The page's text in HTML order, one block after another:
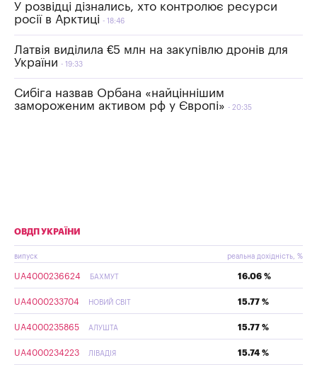
У розвідці дізнались, хто контролює ресурси
росії в Арктиці
18:46
​Латвія виділила €5 млн на закупівлю дронів для
України
19:33
Сибіга назвав Орбана «найціннішим
замороженим активом рф у Європі»
20:35
ОВДП УКРАЇНИ
випуск реальна дохідність, %
UA4000236624 БАХМУТ 16.06 %
UA4000233704 НОВИЙ СВІТ 15.77 %
UA4000235865 АЛУШТА 15.77 %
UA4000234223 ЛІВАДІЯ 15.74 %